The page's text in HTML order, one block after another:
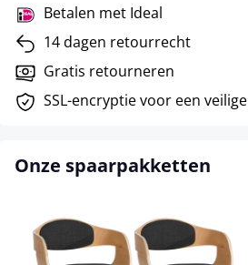
Betalen met Ideal
14 dagen retourrecht
Gratis retourneren
SSL-encryptie voor een
Onze spaarpakketten